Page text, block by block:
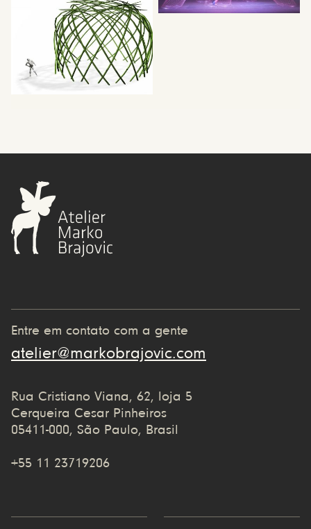
Entre em contato com a gente
atelier@markobrajovic.com
Rua Cristiano Viana, 62, loja 5
Cerqueira Cesar Pinheiros
05411-000, São Paulo, Brasil
+55 11 23719206